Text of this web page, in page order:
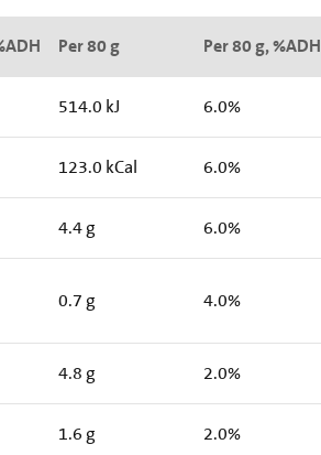
Per 80 g Per 80 g, %ADH
514.0 kJ 6.0%
123.0 kCal 6.0%
4.4 g 6.0%
0.7 g 4.0%
4.8 g 2.0%
1.6 g 2.0%